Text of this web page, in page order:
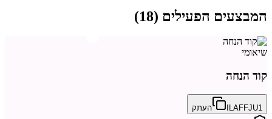
המבצעים הפעילים (18
)
שיאומי
קוד הנחה
ILAFFJU1 העתק